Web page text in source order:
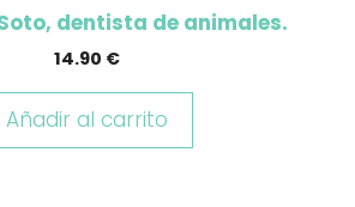
dentista de animales.
14.90 €
Añadir al carrito